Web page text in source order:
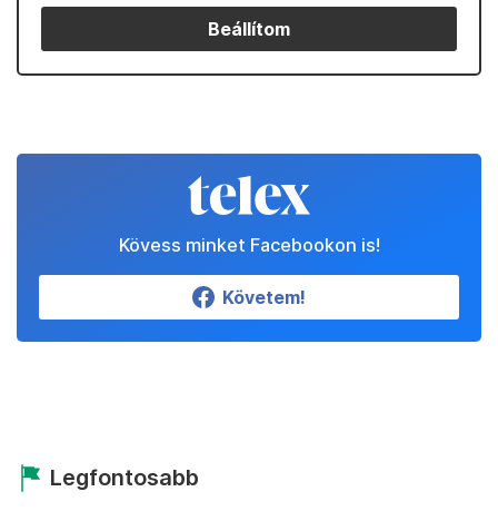
Beállítom
Kövess minket Facebookon is!
Követem!
Legfontosabb